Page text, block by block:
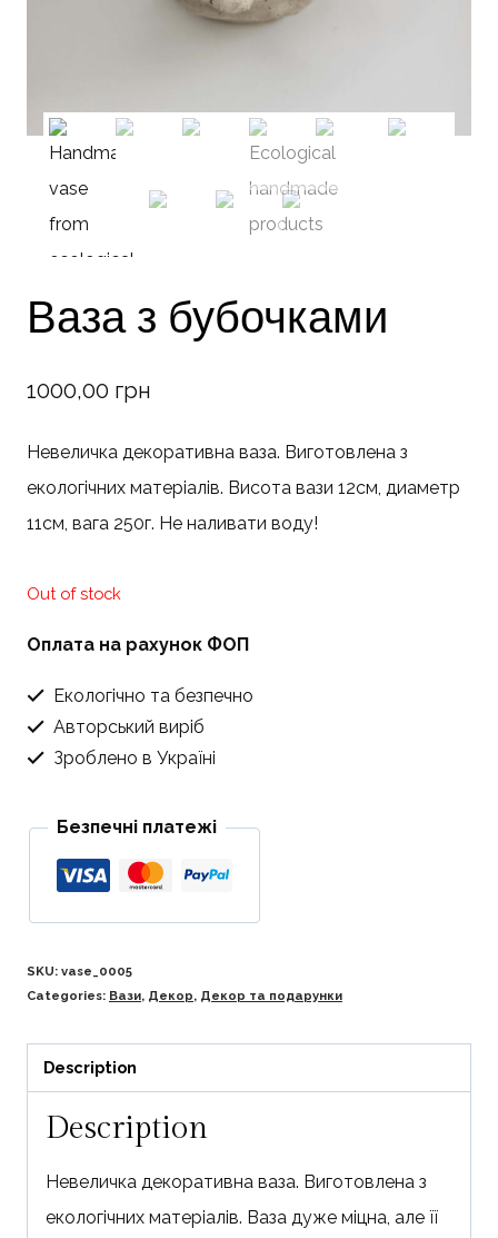
Ваза з бубочками
1000,00 грн
Невеличка декоративна ваза. Виготовлена з
екологічних матеріалів. Висота вази 12см, диаметр
11см, вага 250г. Не наливати воду!
Out of stock
Оплата на рахунок ФОП
Екологічно та безпечно
Авторський виріб
Зроблено в Україні
Безпечні платежі
SKU: vase_0005
Categories: Вази, Декор, Декор та подарунки
Description
Description
Невеличка декоративна ваза. Виготовлена з
екологічних матеріалів. Ваза дуже міцна, але її